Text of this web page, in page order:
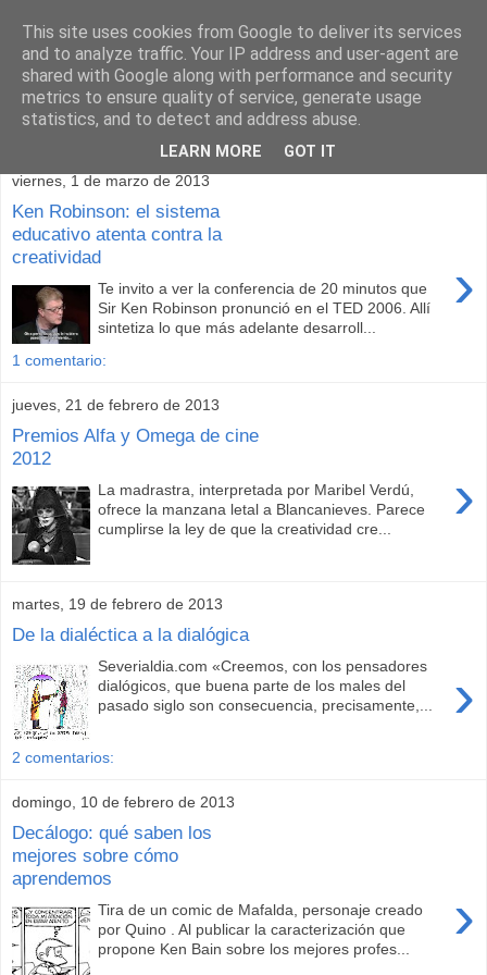
viernes, 1 de marzo de 2013
Ken Robinson: el sistema
educativo atenta contra la
creatividad
›
Te invito a ver la conferencia de 20 minutos que
Sir Ken Robinson pronunció en el TED 2006. Allí
sintetiza lo que más adelante desarroll...
1 comentario:
jueves, 21 de febrero de 2013
Premios Alfa y Omega de cine
2012
›
La madrastra, interpretada por Maribel Verdú,
ofrece la manzana letal a Blancanieves. Parece
cumplirse la ley de que la creatividad cre...
martes, 19 de febrero de 2013
De la dialéctica a la dialógica
›
Severialdia.com «Creemos, con los pensadores
dialógicos, que buena parte de los males del
pasado siglo son consecuencia, precisamente,...
2 comentarios:
domingo, 10 de febrero de 2013
Decálogo: qué saben los
mejores sobre cómo
aprendemos
›
Tira de un comic de Mafalda, personaje creado
por Quino . Al publicar la caracterización que
propone Ken Bain sobre los mejores profes...
This site uses cookies from Google to deliver its services
and to analyze traffic. Your IP address and user-agent are
shared with Google along with performance and security
metrics to ensure quality of service, generate usage
statistics, and to detect and address abuse.
LEARN MORE GOT IT